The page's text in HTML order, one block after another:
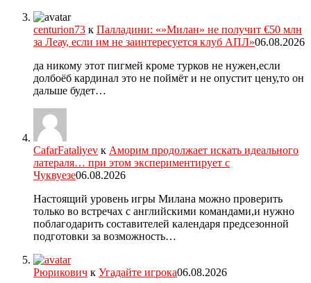
centurion73 к Палладини: «»Милан» не получит €50 млн
за Леау, если им не заинтересуется клуб АПЛ»06.08.2026
да никому этот пигмей кроме турков не нужен,если
долбоёб кардинал это не поймёт и не опустит цену,то он
дальше будет…
CafarFataliyev к Аморим продолжает искать идеального
латераля… при этом экспериментирует с
Чуквуезе06.08.2026
Настоящий уровень игры Милана можно проверить
только во встречах с английскими командами,и нужно
поблагодарить составителей календаря предсезонной
подготовки за возможность…
Рюрикович к Угадайте игрока06.08.2026